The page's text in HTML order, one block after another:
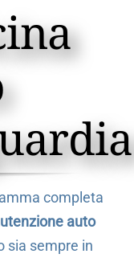
completa
auto
sia sempre in